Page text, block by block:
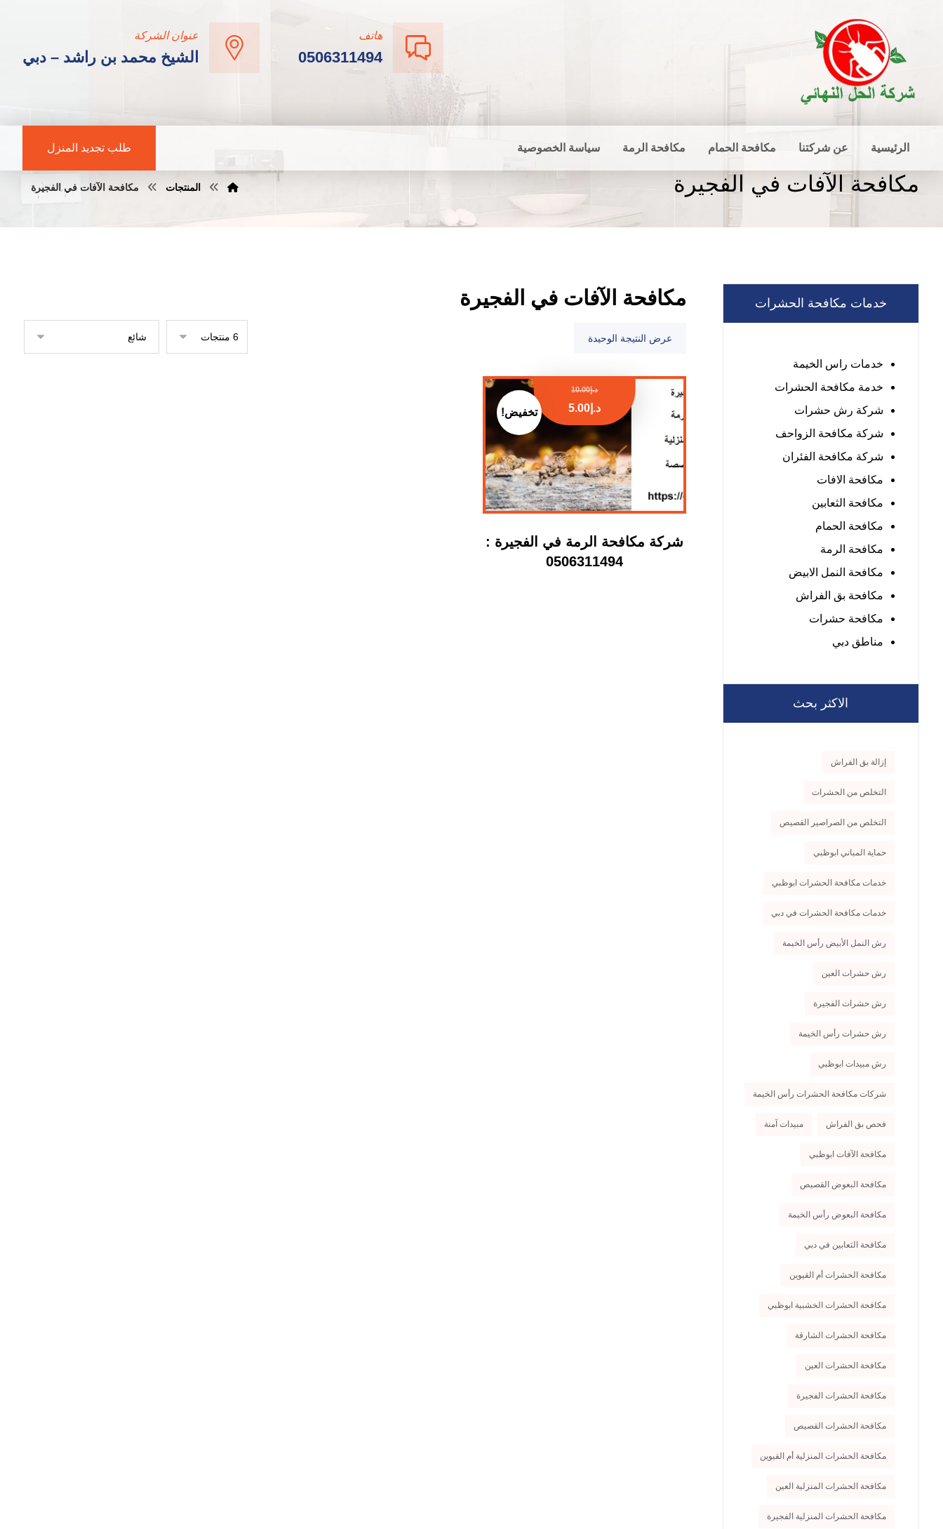
عنوان الشركة
الشيخ محمد بن راشد – دبي
هاتف
0506311494
الرئيسية عن شركتنا مكافحة الحمام مكافحة الرمة سياسة الخصوصية طلب تجديد المنزل
مكافحة الآفات في الفجيرة المنتجات مكافحة الآفات في الفجيرة
مكافحة الآفات في الفجيرة
عرض النتيجة الوحيدة
شركة مكافحة الرمة في الفجيرة :
0506311494
د.إ10.00
د.إ 5.00 تخفيض!
خدمات مكافحة الحشرات
خدمات راس الخيمة
خدمة مكافحة الحشرات
شركة رش حشرات
شركة مكافحة الزواحف
شركة مكافحة الفئران
مكافحة الافات
مكافحة الثعابين
مكافحة الحمام
مكافحة الرمة
مكافحة النمل الابيض
مكافحة بق الفراش
مكافحة حشرات
مناطق دبي
الاكثر بحث
إزالة بق الفراش
التخلص من الحشرات
التخلص من الصراصير القصيص
حماية المباني ابوظبي
خدمات مكافحة الحشرات ابوظبي
خدمات مكافحة الحشرات في دبي
رش النمل الأبيض رأس الخيمة
رش حشرات العين
رش حشرات الفجيرة
رش حشرات رأس الخيمة
رش مبيدات ابوظبي
شركات مكافحة الحشرات رأس الخيمة
فحص بق الفراش مبيدات آمنة
مكافحة الآفات ابوظبي
مكافحة البعوض القصيص
مكافحة البعوض رأس الخيمة
مكافحة الثعابين في دبي
مكافحة الحشرات أم القيوين
مكافحة الحشرات الخشبية ابوظبي
مكافحة الحشرات الشارقة
مكافحة الحشرات العين
مكافحة الحشرات الفجيرة
مكافحة الحشرات القصيص
مكافحة الحشرات المنزلية أم القيوين
مكافحة الحشرات المنزلية العين
مكافحة الحشرات المنزلية الفجيرة